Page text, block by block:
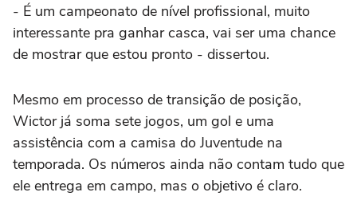
- É um campeonato de nível profissional, muito
interessante pra ganhar casca, vai ser uma chance
de mostrar que estou pronto - dissertou.
Mesmo em processo de transição de posição,
Wictor já soma sete jogos, um gol e uma
assistência com a camisa do Juventude na
temporada. Os números ainda não contam tudo que
ele entrega em campo, mas o objetivo é claro.